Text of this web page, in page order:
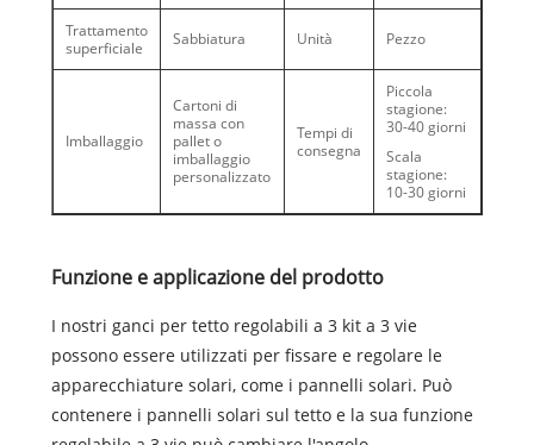
Trattamento
superficiale
Sabbiatura Unità Pezzo
Imballaggio
Cartoni di
massa con
pallet o
imballaggio
personalizzato
Tempi di
consegna
Piccola
stagione:
30-40 giorni
Scala
stagione:
10-30 giorni
Funzione e applicazione del prodotto
I nostri ganci per tetto regolabili a 3 kit a 3 vie
possono essere utilizzati per fissare e regolare le
apparecchiature solari, come i pannelli solari. Può
contenere i pannelli solari sul tetto e la sua funzione